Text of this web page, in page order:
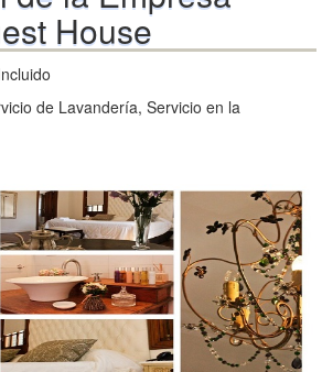
House
de Lavandería, Servicio en la